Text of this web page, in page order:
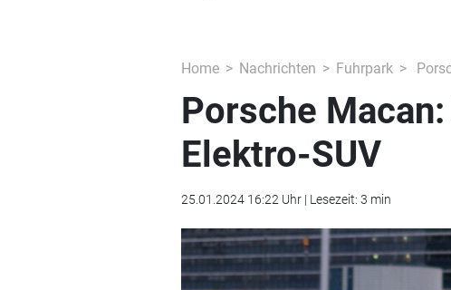
Home Nachrichten Fuhrpark
Porsche
Elektro-SUV
25.01.2024 16:22 Uhr | Lesezeit: 3 min